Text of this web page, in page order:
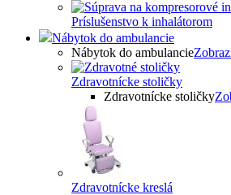
Príslušenstvo k inhalátorom
Nábytok do ambulancie
Nábytok do ambulancie
Zdravotnícke stoličky
Zdravotnícke stoličky
Zdravotnícke kreslá